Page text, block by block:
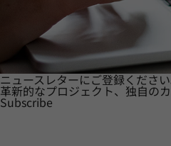
ニュースレターにご登録くださ
革新的なプロジェクト、独自の
Subscribe